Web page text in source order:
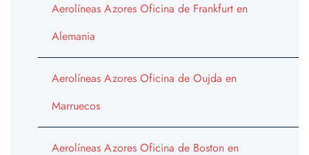
Aerolíneas Azores Oficina de Frankfurt en
Alemania
Aerolíneas Azores Oficina de Oujda en
Marruecos
Aerolíneas Azores Oficina de Boston en